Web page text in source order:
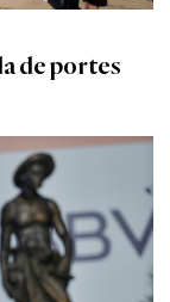
de portes